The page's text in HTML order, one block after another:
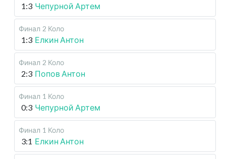
1:3 Чепурной Артем
Финал 2 Коло
1:3 Елкин Антон
Финал 2 Коло
2:3 Попов Антон
Финал 1 Коло
0:3 Чепурной Артем
Финал 1 Коло
3:1 Елкин Антон